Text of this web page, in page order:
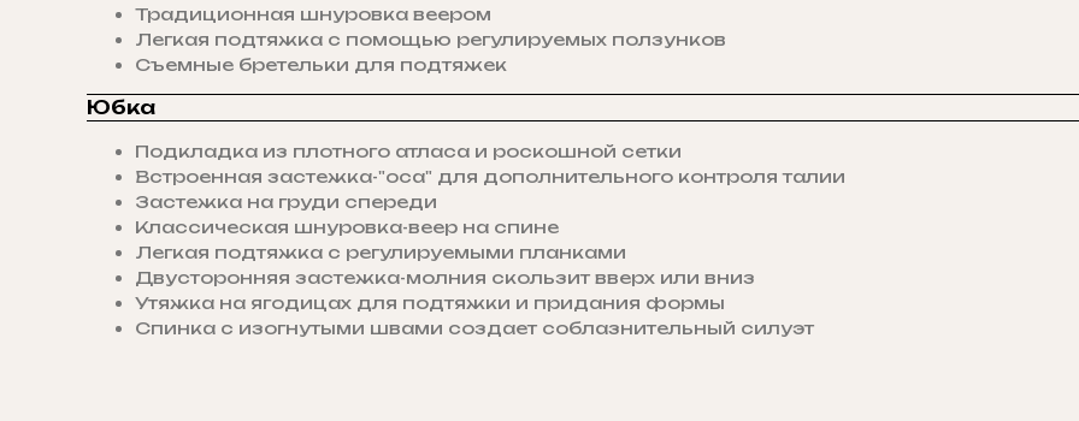
Традиционная шнуровка веером
Легкая подтяжка с помощью регулируемых ползунков
Съемные бретельки для подтяжек
Юбка
Подкладка из плотного атласа и роскошной сетки
Встроенная застежка-"оса" для дополнительного контроля талии
Застежка на груди спереди
Классическая шнуровка-веер на спине
Легкая подтяжка с регулируемыми планками
Двусторонняя застежка-молния скользит вверх или вниз
Утяжка на ягодицах для подтяжки и придания формы
Спинка с изогнутыми швами создает соблазнительный силуэт